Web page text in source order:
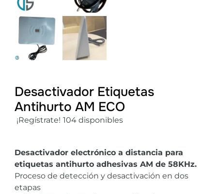
Desactivador Etiquetas
Antihurto AM ECO
¡Regístrate! 104 disponibles
Desactivador electrónico a distancia para
etiquetas antihurto adhesivas AM de 58KHz.
Proceso de detección y desactivación en dos
etapas